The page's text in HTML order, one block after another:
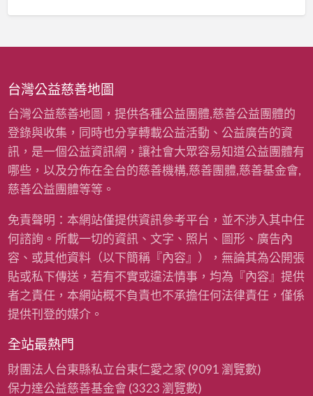
台灣公益慈善地圖
台灣公益慈善地圖，提供各種公益團體,慈善公益團體的
登錄與收集，同時也分享轉載公益活動、公益廣告的資
訊，是一個公益資訊網，讓社會大眾容易知道公益團體有
哪些，以及分佈在全台的慈善機構,慈善團體,慈善基金會,
慈善公益團體等等。
免責聲明：本網站僅提供資訊參考平台，並不涉入其中任
何諮詢。所載一切的資訊、文字、照片、圖形、廣告內
容、或其他資料（以下簡稱『內容』），無論其為公開張
貼或私下傳送，若有不實或違法情事，均為『內容』提供
者之責任，本網站概不負責也不承擔任何法律責任，僅係
提供刊登的媒介。
全站最熱門
財團法人台東縣私立台東仁愛之家 (9091 瀏覽數)
保力達公益慈善基金會 (3323 瀏覽數)